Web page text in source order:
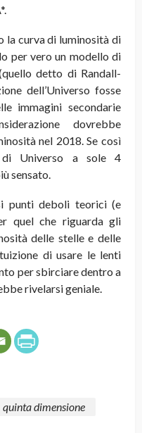
la curva di luminosità di
per vero un modello di
detto di Randall-
dell’Universo fosse
immagini secondarie
dovrebbe
nel 2018. Se così
di Universo a sole 4
sensato.
punti deboli teorici (e
quel che riguarda gli
delle stelle e delle
di usare le lenti
per sbirciare dentro a
rivelarsi geniale.
quinta dimensione